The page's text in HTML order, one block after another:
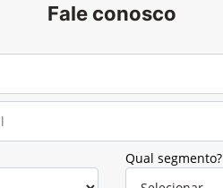
Fale conosco
Qual segmento?